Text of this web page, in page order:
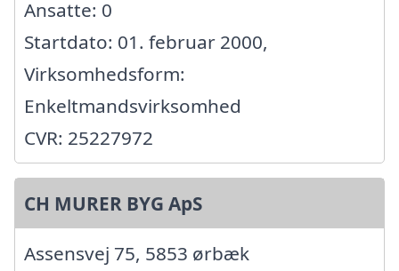
Ansatte: 0
Startdato: 01. februar 2000,
Virksomhedsform:
Enkeltmandsvirksomhed
CVR: 25227972
CH MURER BYG ApS
Assensvej 75, 5853 ørbæk